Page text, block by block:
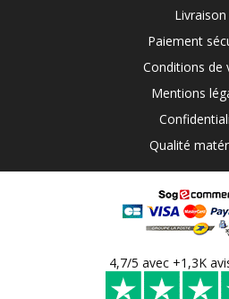
Livraison
Paiement
Conditions de
Mentions
Qualité
4,7/5 avec +1,3K